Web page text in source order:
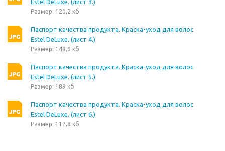
Estel DeLuxe. (лист 3.)
Размер: 120,2 кб
Паспорт качества продукта. Краска-уход для волос
Estel DeLuxe. (лист 4.)
Размер: 148,9 кб
Паспорт качества продукта. Краска-уход для волос
Estel DeLuxe. (лист 5.)
Размер: 189 кб
Паспорт качества продукта. Краска-уход для волос
Estel DeLuxe. (лист 6.)
Размер: 117,8 кб